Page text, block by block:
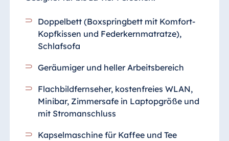
Doppelbett (Boxspringbett mit Komfort-
Kopfkissen und Federkernmatratze),
Schlafsofa
Geräumiger und heller Arbeitsbereich
Flachbildfernseher, kostenfreies WLAN,
Minibar, Zimmersafe in Laptopgröße und
mit Stromanschluss
Kapselmaschine für Kaffee und Tee